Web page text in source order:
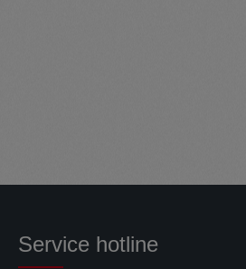
Service hotline